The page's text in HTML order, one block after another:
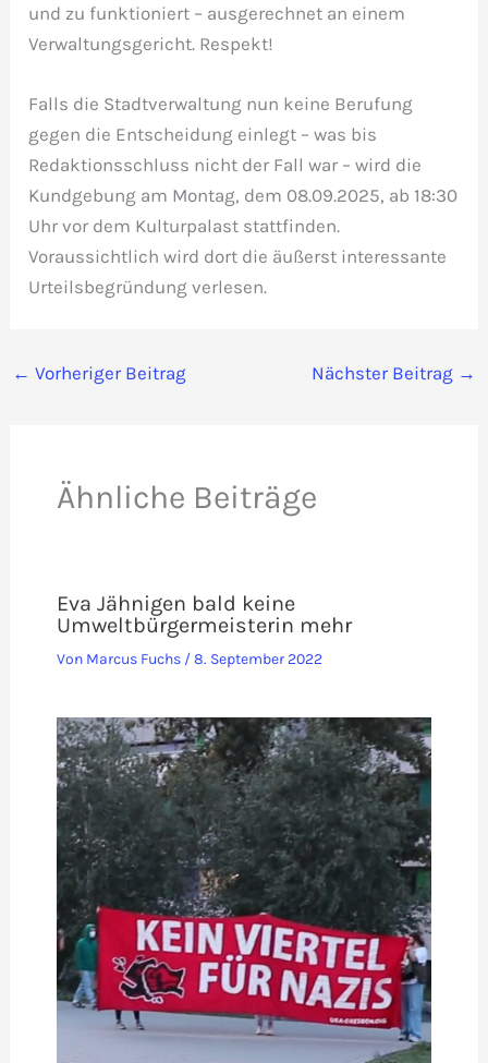
und zu funktioniert – ausgerechnet an einem
Verwaltungsgericht. Respekt!
Falls die Stadtverwaltung nun keine Berufung
gegen die Entscheidung einlegt – was bis
Redaktionsschluss nicht der Fall war – wird die
Kundgebung am Montag, dem 08.09.2025, ab 18:30
Uhr vor dem Kulturpalast stattfinden.
Voraussichtlich wird dort die äußerst interessante
Urteilsbegründung verlesen.
← Vorheriger Beitrag Nächster Beitrag →
Ähnliche Beiträge
Eva Jähnigen bald keine
Umweltbürgermeisterin mehr
Von Marcus Fuchs /8. September 2022